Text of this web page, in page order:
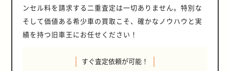
ンセル料を請求する二重査定は一切ありません。特別な
そして価値ある希少車の買取こそ、確かなノウハウと実
績を持つ旧車王にお任せください！
すぐ査定依頼が可能！